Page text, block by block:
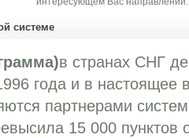
системе
в странах СНГ
года и в настоящее
партнерами
15 000 пунктов